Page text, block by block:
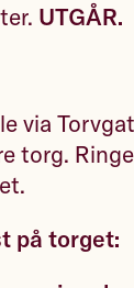
UTGÅR.
via
torg.
på torget: